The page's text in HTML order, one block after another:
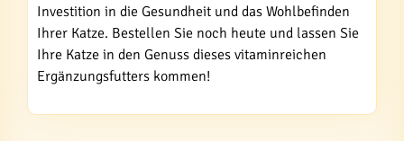
Investition in die Gesundheit und das Wohlbefinden
Ihrer Katze. Bestellen Sie noch heute und lassen Sie
Ihre Katze in den Genuss dieses vitaminreichen
Ergänzungsfutters kommen!